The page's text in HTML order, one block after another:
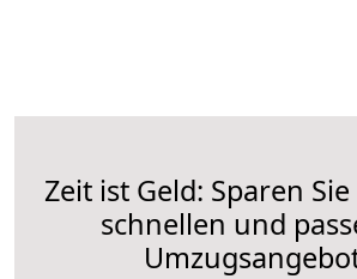
Zeit ist Geld: Sparen
schnellen und